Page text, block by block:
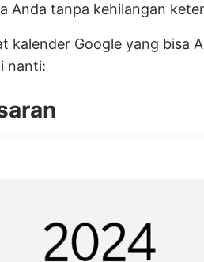
Anda tanpa kehilangan
kalender Google yang bisa
nanti: